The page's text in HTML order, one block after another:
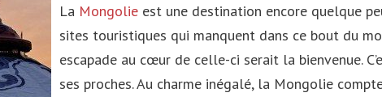
Maldives
Émirats arabes unis
Philippines
La Mongolie est une destination encore quelque
sites touristiques qui manquent dans ce bout du
escapade au cœur de celle-ci serait la bienvenue.
ses proches. Au charme inégalé, la Mongolie